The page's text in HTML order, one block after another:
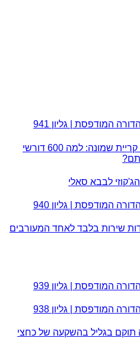
המודפסת | גליון 941
המספרים המפתיעים של קריית שמונה: למה 600 דורשי
לבבא סאלי
המודפסת | גליון 940
שירות בלבד לאחד המעורבים
המודפסת | גליון 939
המודפסת | גליון 938
תוקם בגליל בהשקעה של כחצי